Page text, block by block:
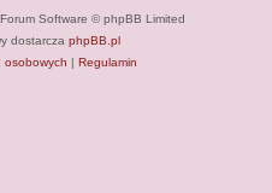
Software © phpBB Limited
dostarcza phpBB.pl
osobowych | Regulamin